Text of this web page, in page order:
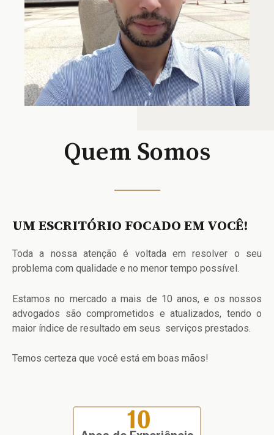
Quem Somos
UM ESCRITÓRIO FOCADO EM VOCÊ!
Toda a nossa atenção é voltada em resolver o seu
problema com qualidade e no menor tempo possível.
Estamos no mercado a mais de 10 anos, e os nossos
advogados são comprometidos e atualizados, tendo o
maior índice de resultado em seus serviços prestados.
Temos certeza que você está em boas mãos!
10